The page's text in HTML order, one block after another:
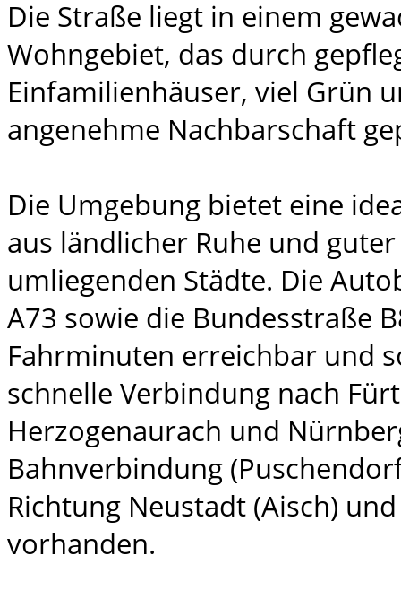
Die Straße liegt in einem
Wohngebiet, das durch
Einfamilienhäuser, viel Grün
angenehme Nachbarschaft
Die Umgebung bietet eine
aus ländlicher Ruhe und
umliegenden Städte. Die
A73 sowie die Bundesstraße
Fahrminuten erreichbar und
schnelle Verbindung nach
Herzogenaurach und
Bahnverbindung
Richtung Neustadt (Aisch)
vorhanden.